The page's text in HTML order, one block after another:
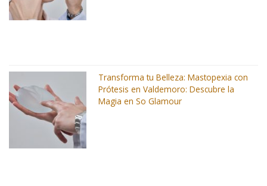
Transforma tu Belleza: Mastopexia con
Prótesis en Valdemoro: Descubre la
Magia en So Glamour